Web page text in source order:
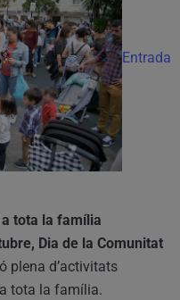
Entrada
tota la família
Dia de la Comunitat
plena d’activitats
tota la família.